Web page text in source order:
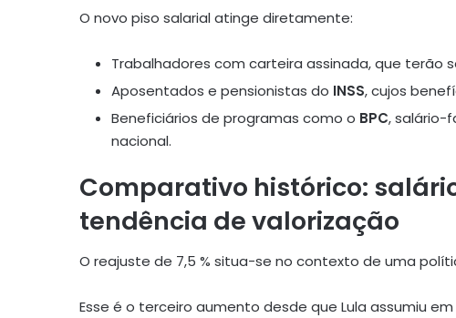
O novo piso salarial atinge diretamente:
Trabalhadores com carteira assinada, que terão
Aposentados e pensionistas do INSS, cujos
Beneficiários de programas como o BPC, salário-
nacional.
Comparativo histórico:
tendência de valorização
O reajuste de 7,5 % situa-se no contexto de uma
Esse é o terceiro aumento desde que Lula assumiu em